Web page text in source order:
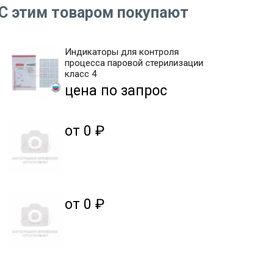
этим товаром покупают
Индикаторы для контроля
процесса паровой стерилизации
класс 4
цена по запрос
от 0 ₽
от 0 ₽